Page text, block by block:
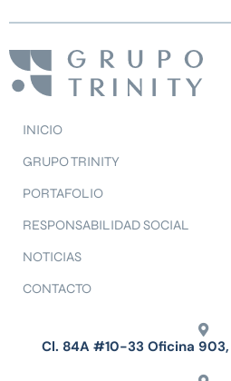
INICIO
GRUPO TRINITY
PORTAFOLIO
RESPONSABILIDAD SOCIAL
NOTICIAS
CONTACTO
Cl. 84A #10-33 Oficina